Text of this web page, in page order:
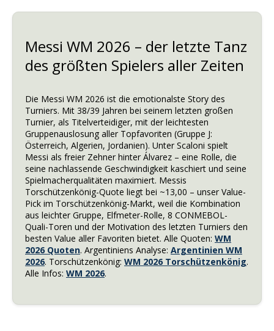
Messi WM 2026 – der letzte Tanz
des größten Spielers aller Zeiten
Die Messi WM 2026 ist die emotionalste Story des
Turniers. Mit 38/39 Jahren bei seinem letzten großen
Turnier, als Titelverteidiger, mit der leichtesten
Gruppenauslosung aller Topfavoriten (Gruppe J:
Österreich, Algerien, Jordanien). Unter Scaloni spielt
Messi als freier Zehner hinter Álvarez – eine Rolle, die
seine nachlassende Geschwindigkeit kaschiert und seine
Spielmacherqualitäten maximiert. Messis
Torschützenkönig-Quote liegt bei ~13,00 – unser Value-
Pick im Torschützenkönig-Markt, weil die Kombination
aus leichter Gruppe, Elfmeter-Rolle, 8 CONMEBOL-
Quali-Toren und der Motivation des letzten Turniers den
besten Value aller Favoriten bietet. Alle Quoten: WM
2026 Quoten. Argentiniens Analyse: Argentinien WM
2026. Torschützenkönig: WM 2026 Torschützenkönig.
Alle Infos: WM 2026.